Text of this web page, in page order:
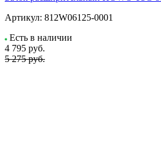
Артикул: 812W06125-0001
Есть в наличии
4 795 руб.
5 275 руб.